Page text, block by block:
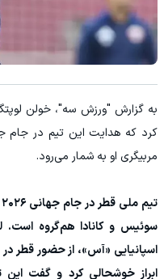
به گزارش "ورزش سه"، خولن
مربیگری او به شمار می‌رود.
سوئیس و کانادا هم‌گروه است.
اسپانیایی «آس»، از حضور قطر
ابراز خوشحالی کرد و گفت این